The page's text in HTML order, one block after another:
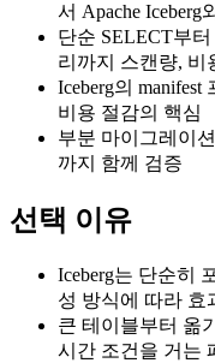
서 Apache
단순 SELECT부
리까지 스캔량, 비
Iceberg의
비용 절감의 핵심
부분 마이그레이
까지 함께 검증
선택 이유
Iceberg는 단순히
성 방식에 따라 효
큰 테이블부터 옮
시간 조건을 거는